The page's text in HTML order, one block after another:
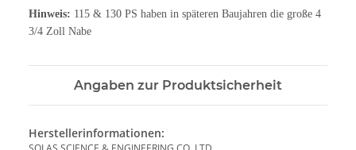
Hinweis: 115 & 130 PS haben in späteren Baujahren die große 4
3/4 Zoll Nabe
Angaben zur Produktsicherheit
Herstellerinformationen: